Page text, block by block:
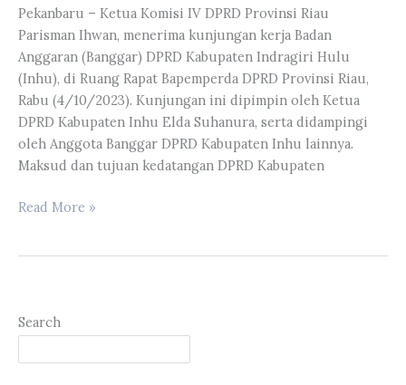
Hari
Jadi
ke-
24
Kabupaten
Rohil
Tahun
2023
Pekanbaru – Ketua Komisi IV DPRD Provinsi Riau
Parisman Ihwan, menerima kunjungan kerja Badan
Anggaran (Banggar) DPRD Kabupaten Indragiri Hulu
(Inhu), di Ruang Rapat Bapemperda DPRD Provinsi Riau,
Rabu (4/10/2023). Kunjungan ini dipimpin oleh Ketua
DPRD Kabupaten Inhu Elda Suhanura, serta didampingi
oleh Anggota Banggar DPRD Kabupaten Inhu lainnya.
Maksud dan tujuan kedatangan DPRD Kabupaten
Parisman
DPRD
Kabupaten
Inhu
Read More »
Search